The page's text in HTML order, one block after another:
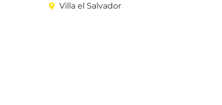
Villa el Salvador